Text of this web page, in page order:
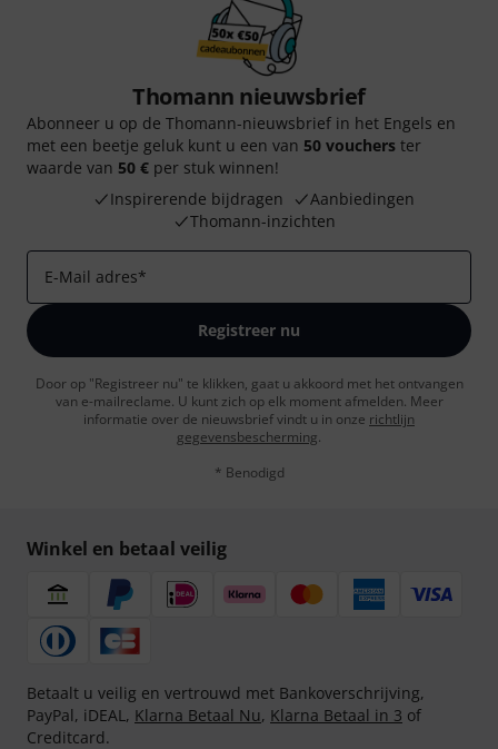
Thomann nieuwsbrief
Abonneer u op de Thomann-nieuwsbrief in het Engels en
met een beetje geluk kunt u een van 50 vouchers ter
waarde van 50 € per stuk winnen!
Inspirerende bijdragen
Aanbiedingen
Thomann-inzichten
E-Mail adres*
Registreer nu
Door op "Registreer nu" te klikken, gaat u akkoord met het ontvangen
van e-mailreclame. U kunt zich op elk moment afmelden. Meer
informatie over de nieuwsbrief vindt u in onze richtlijn
gegevensbescherming.
* Benodigd
Winkel en betaal veilig
Betaalt u veilig en vertrouwd met Bankoverschrijving,
PayPal, iDEAL, Klarna Betaal Nu, Klarna Betaal in 3 of
Creditcard.